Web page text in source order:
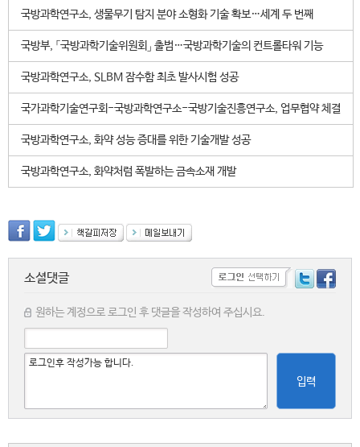
국방과학연구소, 생물무기 탐지 분야 소형화 기술 확보…세계 두 번째
국방부, 「국방과학기술위원회」 출범…국방과학기술의 컨트롤타워 기능
국방과학연구소, SLBM 잠수함 최초 발사시험 성공
국가과학기술연구회-국방과학연구소-국방기술진흥연구소, 업무협약 체결
국방과학연구소, 화약 성능 증대를 위한 기술개발 성공
국방과학연구소, 화약처럼 폭발하는 금속소재 개발
소셜댓글
원하는 계정으로 로그인 후 댓글을 작성하여 주십시요.
입력